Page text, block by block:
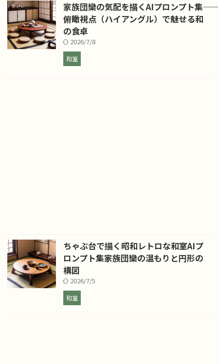
家族団欒の気配を描くAIプロンプト集――
俯瞰視点（ハイアングル）で魅せる和
の食卓
2026/7/8
和室
ちゃぶ台で描く昭和レトロな和室AIプ
ロンプト集――家族団欒の温もりと円形の
構図
2026/7/5
和室